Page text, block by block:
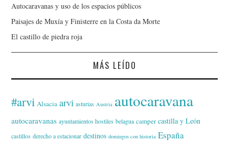
Autocaravanas y uso de los espacios públicos
Paisajes de Muxía y Finisterre en la Costa da Morte
El castillo de piedra roja
MÁS LEÍDO
#arvi Alsacia arvi asturias Austria autocaravana
autocaravanas ayuntamientos hostiles belagua camper castilla y León
castillos derecho a estacionar destinos domingos con historia España